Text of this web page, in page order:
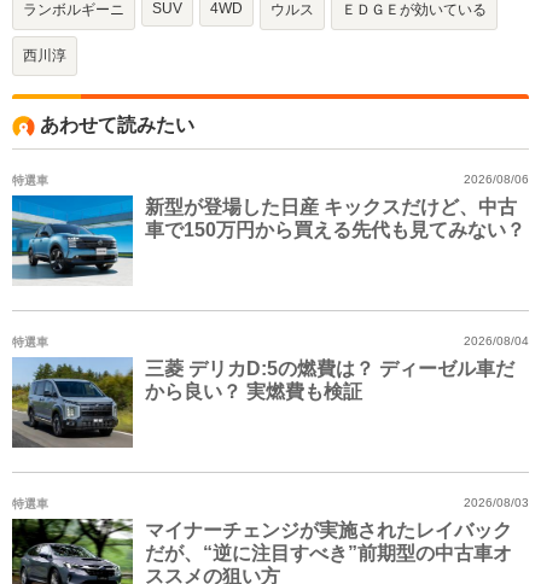
ランボルギーニ SUV 4WD ウルス ＥＤＧＥが効いている
西川淳
あわせて読みたい
特選車
新型が登場した日産 キックスだけど、中古
車で150万円から買える先代も見てみない？
2026/08/06
特選車
三菱 デリカD:5の燃費は？ ディーゼル車だ
から良い？ 実燃費も検証
2026/08/04
特選車
マイナーチェンジが実施されたレイバック
だが、“逆に注目すべき”前期型の中古車オ
ススメの狙い方
2026/08/03